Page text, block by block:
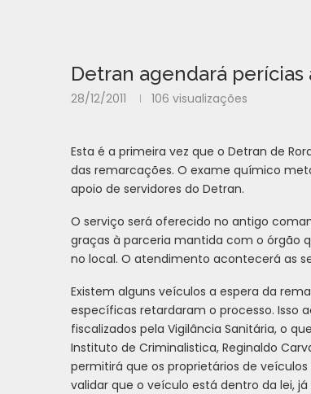
Detran agendará
28/12/2011 106 visualizações
Esta é a primeira vez que o Detran de
das remarcações. O exame químico
apoio de servidores do Detran.
O serviço será oferecido no antigo
graças à parceria mantida com o órgão
no local. O atendimento acontecerá as
Existem alguns veículos a espera da
específicas retardaram o processo. Isso
fiscalizados pela Vigilância Sanitária, o
Instituto de Criminalistica, Reginaldo
permitirá que os proprietários de
validar que o veículo está dentro da lei,